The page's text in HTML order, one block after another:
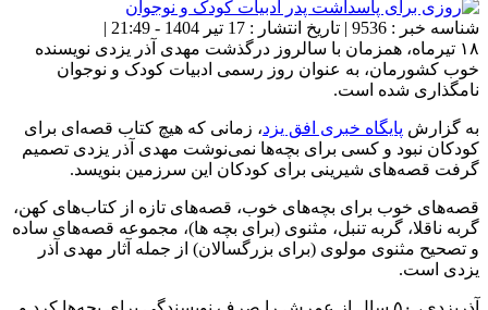
شناسه خبر : 9536 | تاریخ انتشار : 17 تیر 1404 - 21:49 |
۱۸ تیرماه، همزمان با سالروز درگذشت مهدی آذر یزدی نویسنده
خوب کشورمان، به عنوان روز رسمی ادبیات کودک و نوجوان
نامگذاری شده است.
به گزارش پایگاه خبری افق یزد، زمانی که هیچ کتاب قصه‌ای برای
کودکان نبود و کسی برای بچه‌ها نمی‌نوشت مهدی آذر یزدی تصمیم
گرفت قصه‌های شیرینی برای کودکان این سرزمین بنویسد.
قصه‌های خوب برای بچه‌های خوب، قصه‌های تازه از کتاب‌های کهن،
گربه ناقلا، گربه تنبل، مثنوی (برای بچه ها)، مجموعه قصه‌های ساده
و تصحیح مثنوی مولوی (برای بزرگسالان) از جمله آثار مهدی آذر
یزدی است.